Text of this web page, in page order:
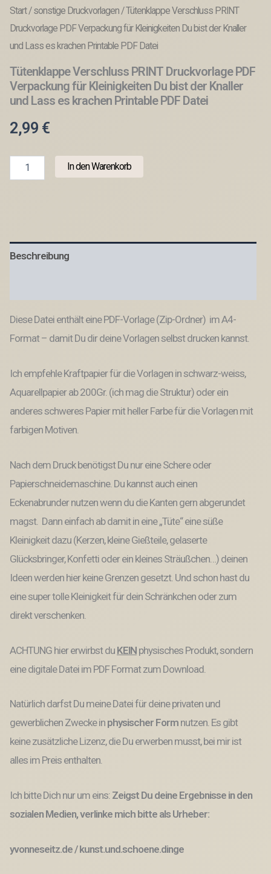
Start/sonstige Druckvorlagen/ Tütenklappe Verschluss PRINT
Druckvorlage PDF Verpackung für Kleinigkeiten Du bist der Knaller
und Lass es krachen Printable PDF Datei
Tütenklappe Verschluss PRINT Druckvorlage PDF
Verpackung für Kleinigkeiten Du bist der Knaller
und Lass es krachen Printable PDF Datei
2,99 €
Verschluss
Kleinigkeiten
Du
Lass
krachen
Datei
Menge
In den Warenkorb
Beschreibung
Diese Datei enthält eine PDF-Vorlage (Zip-Ordner) im A4-
Format – damit Du dir deine Vorlagen selbst drucken kannst.
Ich empfehle Kraftpapier für die Vorlagen in schwarz-weiss,
Aquarellpapier ab 200Gr. (ich mag die Struktur) oder ein
anderes schweres Papier mit heller Farbe für die Vorlagen mit
farbigen Motiven.
Nach dem Druck benötigst Du nur eine Schere oder
Papierschneidemaschine. Du kannst auch einen
Eckenabrunder nutzen wenn du die Kanten gern abgerundet
magst. Dann einfach ab damit in eine „Tüte“ eine süße
Kleinigkeit dazu (Kerzen, kleine Gießteile, gelaserte
Glücksbringer, Konfetti oder ein kleines Sträußchen…) deinen
Ideen werden hier keine Grenzen gesetzt. Und schon hast du
eine super tolle Kleinigkeit für dein Schränkchen oder zum
direkt verschenken.
ACHTUNG hier erwirbst du KEIN physisches Produkt, sondern
eine digitale Datei im PDF Format zum Download.
Natürlich darfst Du meine Datei für deine privaten und
gewerblichen Zweckein physischer Form nutzen. Es gibt
keinezusätzliche Lizenz, die Du erwerben musst,bei mir ist
alles im Preis enthalten.
Ich bitte Dich nur um eins: Zeigst Du deine Ergebnisse in den
sozialen Medien, verlinke mich bitte als Urheber:
yvonneseitz.de / kunst.und.schoene.dinge